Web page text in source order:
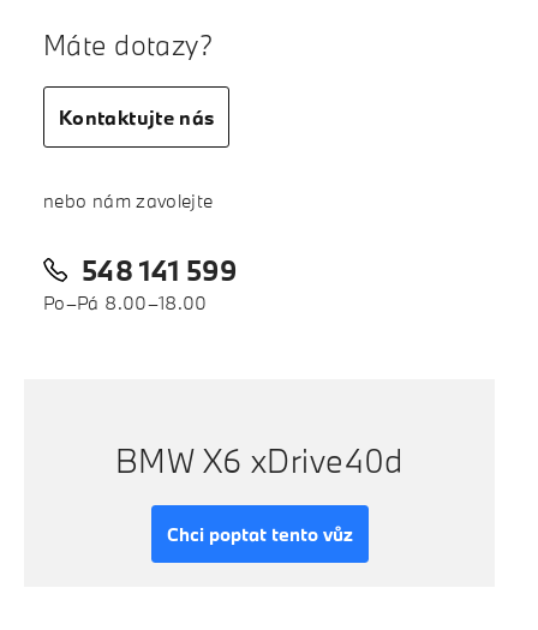
Máte dotazy?
Kontaktujte nás
nebo nám zavolejte
548 141 599
Po–Pá 8.00–18.00
BMW X6 xDrive40d
Chci poptat tento vůz